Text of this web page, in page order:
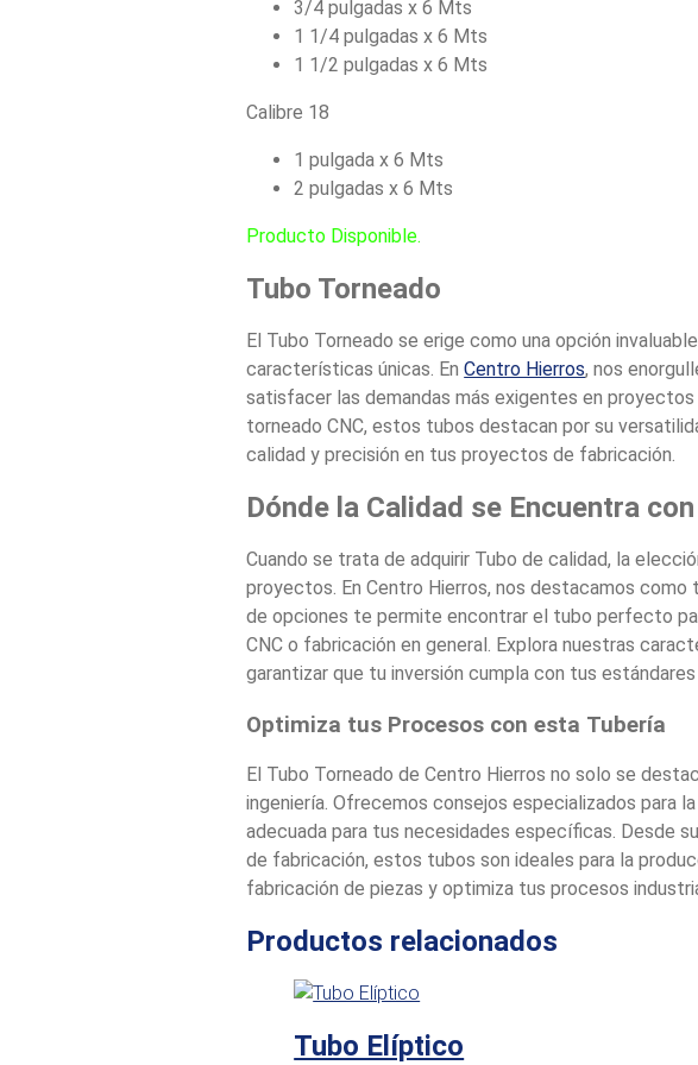
3/4 pulgadas x 6 Mts
1 1/4 pulgadas x 6 Mts
1 1/2 pulgadas x 6 Mts
Calibre 18
1 pulgada x 6 Mts
2 pulgadas x 6 Mts
Producto Disponible.
Tubo Torneado
El Tubo Torneado se erige como una opción
características únicas. EnCentro Hierros, nos
satisfacer las demandas más exigentes en
torneado CNC, estos tubos destacan por su
calidad y precisión en tus proyectos de fabricación.
Dónde la Calidad se Encuentra
Cuando se trata de adquirir Tubo de calidad, la
proyectos. En Centro Hierros, nos destacamos
de opciones te permite encontrar el tubo perfecto
CNC o fabricación en general. Explora nuestras
garantizar que tu inversión cumpla con tus
Optimiza tus Procesos con esta Tubería
El Tubo Torneado de Centro Hierros no solo se
ingeniería. Ofrecemos consejos especializados para
adecuada para tus necesidades específicas. Desde
de fabricación, estos tubos son ideales para la
fabricación de piezas y optimiza tus procesos
Productos relacionados
Tubo Elíptico